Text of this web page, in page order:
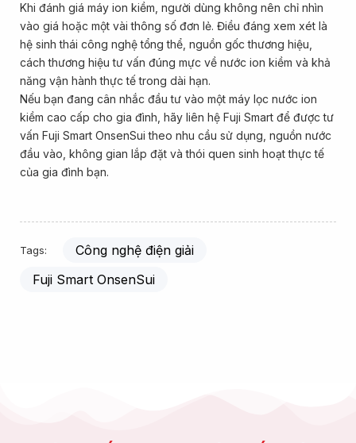
Khi đánh giá máy ion kiềm, người dùng không nên chỉ nhìn
vào giá hoặc một vài thông số đơn lẻ. Điều đáng xem xét là
hệ sinh thái công nghệ tổng thể, nguồn gốc thương hiệu,
cách thương hiệu tư vấn đúng mực về nước ion kiềm và khả
năng vận hành thực tế trong dài hạn.
Nếu bạn đang cân nhắc đầu tư vào một máy lọc nước ion
kiềm cao cấp cho gia đình, hãy liên hệ Fuji Smart để được tư
vấn Fuji Smart OnsenSui theo nhu cầu sử dụng, nguồn nước
đầu vào, không gian lắp đặt và thói quen sinh hoạt thực tế
của gia đình bạn.
Tags:
Công nghệ điện giải
Fuji Smart OnsenSui